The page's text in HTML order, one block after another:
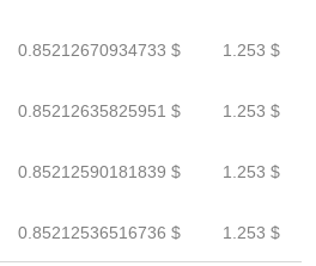
0.85212670934733 $ 1.253 $
0.85212635825951 $ 1.253 $
0.85212590181839 $ 1.253 $
0.85212536516736 $ 1.253 $